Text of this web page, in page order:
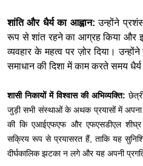
शांति और धैर्य का आह्वान: उन्होंने
रूप से शांत रहने का आग्रह किया और
व्यवहार के महत्व पर ज़ोर दिया। उन्होंने
समाधान की दिशा में काम करते समय धैर्य
शासी निकायों में विश्वास की अभिव्यक्ति:
जुड़ी सभी संस्थाओं के अथक प्रयासों में अपना
की कि एआईएफएफ और एफएसडीएल
सक्रिय रूप से प्रयासरत हैं, ताकि यह
दीर्घकालिक झटका न लगे और यह अपनी